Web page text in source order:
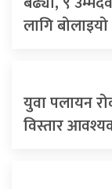
लागि बोलाइयो
युवा पलायन
विस्तार